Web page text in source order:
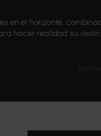
en el horizonte,
hacer realidad su visión.